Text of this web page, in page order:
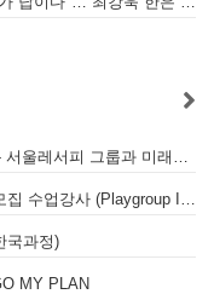
국과정)
MY PLAN